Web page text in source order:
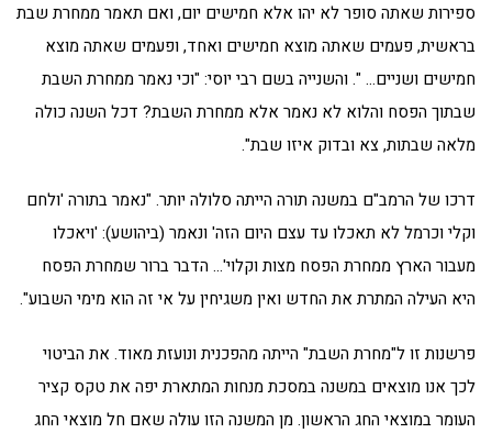
ספירות שאתה סופר לא יהו אלא חמישים יום, ואם תאמר ממחרת שבת
בראשית, פעמים שאתה מוצא חמישים ואחד, ופעמים שאתה מוצא
חמישים ושניים… ". והשנייה בשם רבי יוסי: "וכי נאמר ממחרת השבת
שבתוך הפסח והלוא לא נאמר אלא ממחרת השבת? דכל השנה כולה
מלאה שבתות, צא ובדוק איזו שבת".
דרכו של הרמב"ם במשנה תורה הייתה סלולה יותר. "נאמר בתורה 'ולחם
וקלי וכרמל לא תאכלו עד עצם היום הזה' ונאמר (ביהושע): 'ויאכלו
מעבור הארץ ממחרת הפסח מצות וקלוי'… הדבר ברור שמחרת הפסח
היא העילה המתרת את החדש ואין משגיחין על אי זה הוא מימי השבוע".
פרשנות זו ל"מחרת השבת" הייתה מהפכנית ונועזת מאוד. את הביטוי
לכך אנו מוצאים במשנה במסכת מנחות המתארת יפה את טקס קציר
העומר במוצאי החג הראשון. מן המשנה הזו עולה שאם חל מוצאי החג